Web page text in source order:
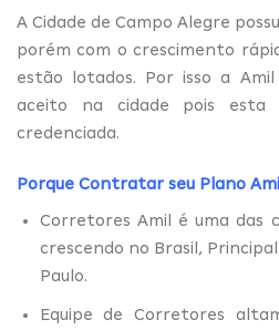
A Cidade de Campo Alegre
porém com o crescimento
estão lotados. Por isso a
aceito na cidade pois esta
credenciada.
Porque Contratar seu Plano
Corretores Amil é uma das
crescendo no Brasil,
Paulo.
Equipe de Corretores